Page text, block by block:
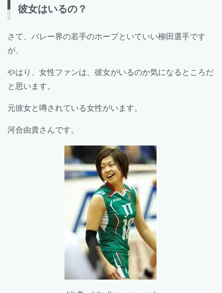
彼女はいるの？
さて、バレー界の若手のホープといていい柳田選手です
が、
やはり、女性ファンは、彼女がいるのか気になるところだ
と思います。
元彼女と噂されている女性がいます。
河合由貴さんです。